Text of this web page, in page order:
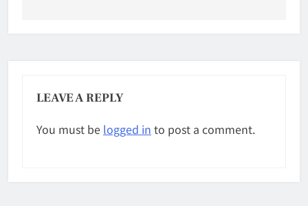
LEAVE A REPLY
You must be logged in to post a comment.